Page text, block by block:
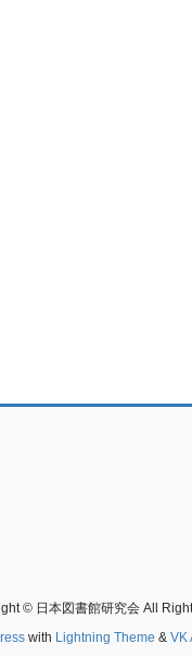
© 日本図書館研究会 All
with Lightning Theme & VK